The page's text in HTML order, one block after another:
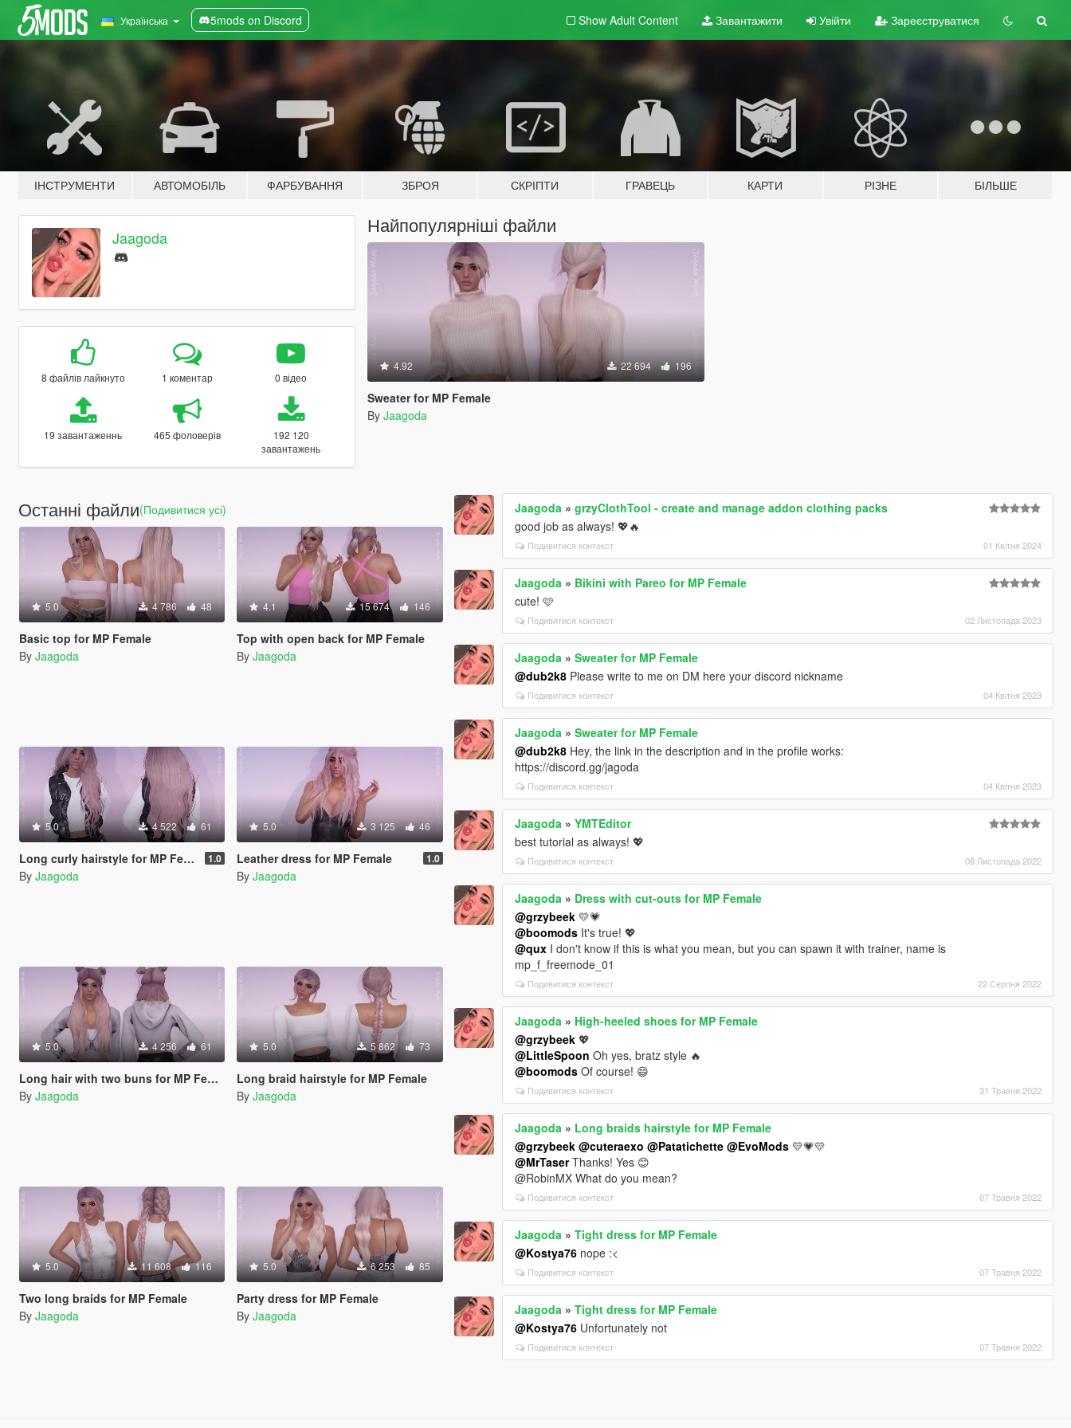
Українська 5mods on Discord Show Adult Content Завантажити Увійти Зареєструватися
ІНСТРУМЕНТИ АВТОМОБІЛЬ ФАРБУВАННЯ ЗБРОЯ СКРІПТИ ГРАВЕЦЬ КАРТИ РІЗНЕ БІЛЬШЕ
Jaagoda
8 файлів лайкнуто 1 коментар 0 відео
19 завантаженнь 465 фоловерів
192 120
завантажень
Найпопулярніші файли
4.92 22 694 196
Sweater for MP Female
By Jaagoda
Останні файли(Подивитися усі)
5.0 4 786 48
Basic top for MP Female
By Jaagoda
4.1 15 674 146
Top with open back for MP Female
By Jaagoda
5.0 4 522 61
Long curly hairstyle for MP Female 1.0
By Jaagoda
5.0 3 125 46
Leather dress for MP Female 1.0
By Jaagoda
5.0 4 256 61
Long hair with two buns for MP Female
By Jaagoda
5.0 5 862 73
Long braid hairstyle for MP Female
By Jaagoda
5.0 11 608 116
Two long braids for MP Female
By Jaagoda
5.0 6 253 85
Party dress for MP Female
By Jaagoda
Jaagoda »grzyClothTool - create and manage addon clothing packs
good job as always! 💖🔥
Подивитися контекст 01 Квітня 2024
Jaagoda » Bikini with Pareo for MP Female
cute! 🩷
Подивитися контекст 02 Листопада 2023
Jaagoda »Sweater for MP Female
@dub2k8 Please write to me on DM here your discord nickname
Подивитися контекст 04 Квітня 2023
Jaagoda »Sweater for MP Female
@dub2k8 Hey, the link in the description and in the profile works:
https://discord.gg/jagoda
Подивитися контекст 04 Квітня 2023
Jaagoda »YMTEditor
best tutorial as always! 💖
Подивитися контекст 08 Листопада 2022
Jaagoda » Dress with cut-outs for MP Female
@grzybeek 💛💗
@boomods It's true! 💖
@qux I don't know if this is what you mean, but you can spawn it with trainer, name is
mp_f_freemode_01
Подивитися контекст 22 Серпня 2022
Jaagoda » High-heeled shoes for MP Female
@grzybeek 💖
@LittleSpoon Oh yes, bratz style 🔥
@boomods Of course! 😄
Подивитися контекст 31 Травня 2022
Jaagoda » Long braids hairstyle for MP Female
@grzybeek @cuteraexo @Patatichette @EvoMods 💛💗💛
@MrTaserThanks! Yes 😊
@RobinMX What do you mean?
Подивитися контекст 07 Травня 2022
Jaagoda »Tight dress for MP Female
@Kostya76 nope :<
Подивитися контекст 07 Травня 2022
Jaagoda »Tight dress for MP Female
@Kostya76 Unfortunately not
Подивитися контекст 07 Травня 2022